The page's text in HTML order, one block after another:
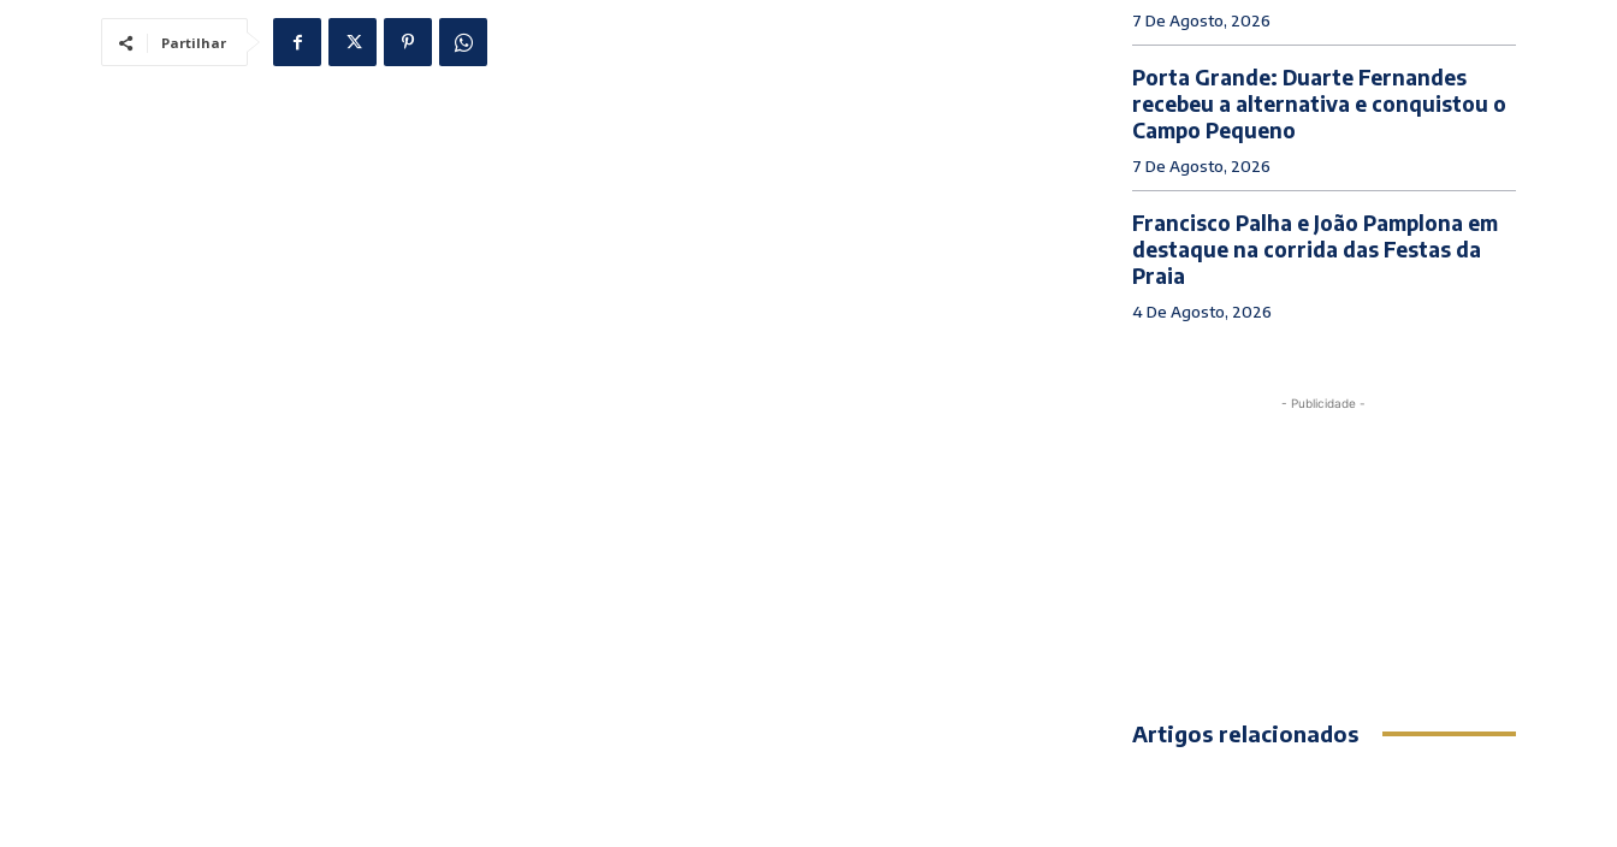
Partilhar
7 De Agosto, 2026
Porta Grande: Duarte Fernandes
recebeu a alternativa e conquistou o
Campo Pequeno
7 De Agosto, 2026
Francisco Palha e João Pamplona em
destaque na corrida das Festas da
Praia
4 De Agosto, 2026
- Publicidade -
Artigos relacionados